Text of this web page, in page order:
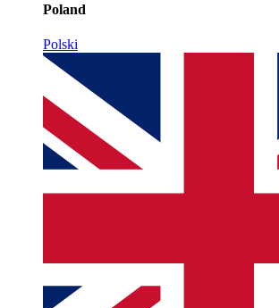
Poland
Polski